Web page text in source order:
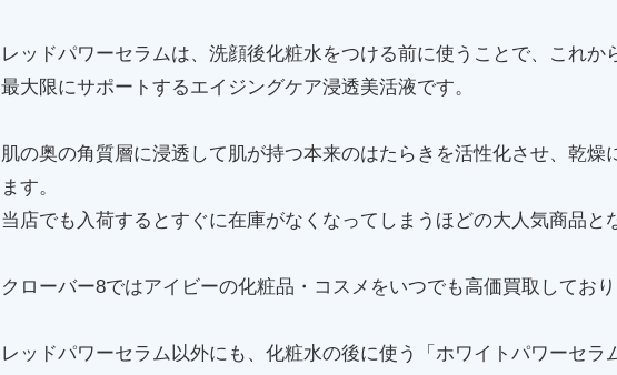
レッドパワーセラムは、洗顔後化粧水をつける前に使うことで、これか
最大限にサポートするエイジングケア浸透美活液です。
肌の奥の角質層に浸透して肌が持つ本来のはたらきを活性化させ、乾燥
ます。
当店でも入荷するとすぐに在庫がなくなってしまうほどの大人気商品と
クローバー8ではアイビーの化粧品・コスメをいつでも高価買取しており
レッドパワーセラム以外にも、化粧水の後に使う「ホワイトパワーセラ